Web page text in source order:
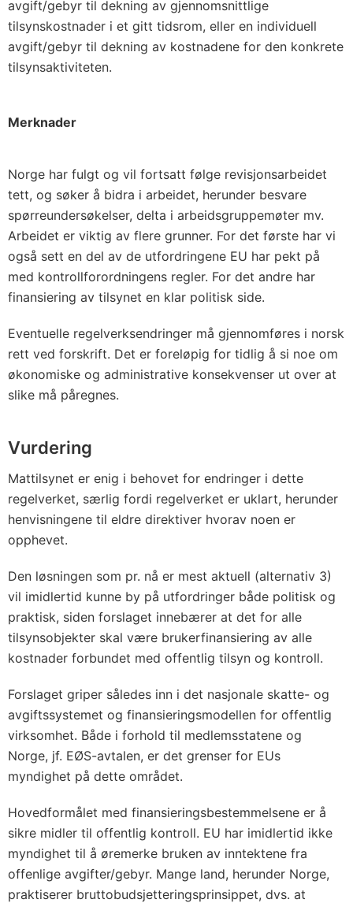
avgift/gebyr til dekning av gjennomsnittlige
tilsynskostnader i et gitt tidsrom, eller en individuell
avgift/gebyr til dekning av kostnadene for den konkrete
tilsynsaktiviteten.
Merknader
Norge har fulgt og vil fortsatt følge revisjonsarbeidet
tett, og søker å bidra i arbeidet, herunder besvare
spørreundersøkelser, delta i arbeidsgruppemøter mv.
Arbeidet er viktig av flere grunner. For det første har vi
også sett en del av de utfordringene EU har pekt på
med kontrollforordningens regler. For det andre har
finansiering av tilsynet en klar politisk side.
Eventuelle regelverksendringer må gjennomføres i norsk
rett ved forskrift. Det er foreløpig for tidlig å si noe om
økonomiske og administrative konsekvenser ut over at
slike må påregnes.
Vurdering
Mattilsynet er enig i behovet for endringer i dette
regelverket, særlig fordi regelverket er uklart, herunder
henvisningene til eldre direktiver hvorav noen er
opphevet.
Den løsningen som pr. nå er mest aktuell (alternativ 3)
vil imidlertid kunne by på utfordringer både politisk og
praktisk, siden forslaget innebærer at det for alle
tilsynsobjekter skal være brukerfinansiering av alle
kostnader forbundet med offentlig tilsyn og kontroll.
Forslaget griper således inn i det nasjonale skatte- og
avgiftssystemet og finansieringsmodellen for offentlig
virksomhet. Både i forhold til medlemsstatene og
Norge, jf. EØS-avtalen, er det grenser for EUs
myndighet på dette området.
Hovedformålet med finansieringsbestemmelsene er å
sikre midler til offentlig kontroll. EU har imidlertid ikke
myndighet til å øremerke bruken av inntektene fra
offenlige avgifter/gebyr. Mange land, herunder Norge,
praktiserer bruttobudsjetteringsprinsippet, dvs. at